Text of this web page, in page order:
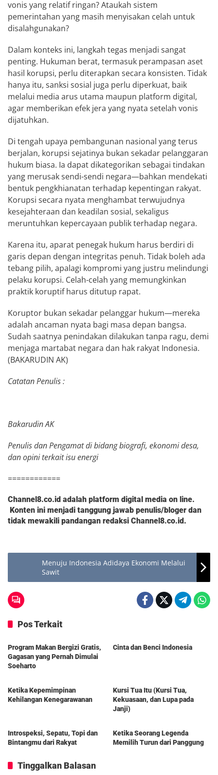
vonis yang relatif ringan? Ataukah sistem
pemerintahan yang masih menyisakan celah untuk
disalahgunakan?
Dalam konteks ini, langkah tegas menjadi sangat
penting. Hukuman berat, termasuk perampasan aset
hasil korupsi, perlu diterapkan secara konsisten. Tidak
hanya itu, sanksi sosial juga perlu diperkuat, baik
melalui media arus utama maupun platform digital,
agar memberikan efek jera yang nyata setelah vonis
dijatuhkan.
Di tengah upaya pembangunan nasional yang terus
berjalan, korupsi sejatinya bukan sekadar pelanggaran
hukum biasa. Ia dapat dikategorikan sebagai tindakan
yang merusak sendi-sendi negara—bahkan mendekati
bentuk pengkhianatan terhadap kepentingan rakyat.
Korupsi secara nyata menghambat terwujudnya
kesejahteraan dan keadilan sosial, sekaligus
meruntuhkan kepercayaan publik terhadap negara.
Karena itu, aparat penegak hukum harus berdiri di
garis depan dengan integritas penuh. Tidak boleh ada
tebang pilih, apalagi kompromi yang justru melindungi
pelaku korupsi. Celah-celah yang memungkinkan
praktik koruptif harus ditutup rapat.
Koruptor bukan sekadar pelanggar hukum—mereka
adalah ancaman nyata bagi masa depan bangsa.
Sudah saatnya penindakan dilakukan tanpa ragu, demi
menjaga martabat negara dan hak rakyat Indonesia.
(BAKARUDIN AK)
Catatan Penulis :
Bakarudin AK
Penulis dan Pengamat di bidang biografi, ekonomi desa,
dan opini terkait isu energi
============
Channel8.co.id adalah platform digital media on line.
Konten ini menjadi tanggung jawab penulis/bloger dan
tidak mewakili pandangan redaksi Channel8.co.id.
Menuju Indonesia Adidaya Ekonomi Melalui
Sawit
Pos Terkait
Berita
Program Makan Bergizi Gratis,
Gagasan yang Pernah Dimulai
Soeharto
Cinta dan Benci Indonesia
Ketika Kepemimpinan
Kehilangan Kenegarawanan
Kursi Tua Itu (Kursi Tua,
Kekuasaan, dan Lupa pada
Janji)
Introspeksi, Sepatu, Topi dan
Bintangmu dari Rakyat
Berita
Ketika Seorang Legenda
Memilih Turun dari Panggung
Tinggalkan Balasan